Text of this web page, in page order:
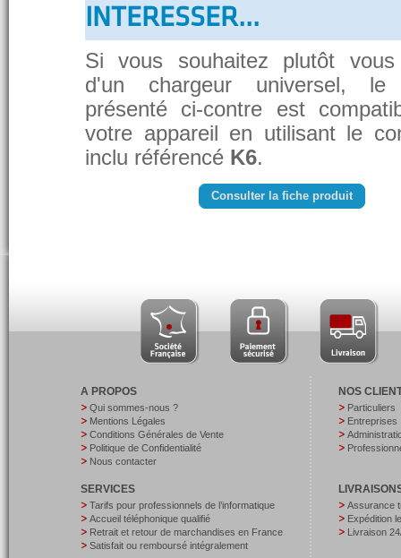
INTERESSER...
Si vous souhaitez plutôt vous
d'un chargeur universel, le
présenté ci-contre est
votre appareil en utilisant le
inclu référencé K6.
Consulter la fiche produit
A PROPOS
Qui sommes-nous ?
Mentions Légales
Conditions Générales de Vente
Politique de Confidentialité
Nous contacter
SERVICES
Tarifs pour professionnels de l’informatique
Accueil téléphonique qualifié
Retrait et retour de marchandises en France
Satisfait ou remboursé intégralement
NOS
Particuliers
Entreprises
Assurance
Expédition
Livraison